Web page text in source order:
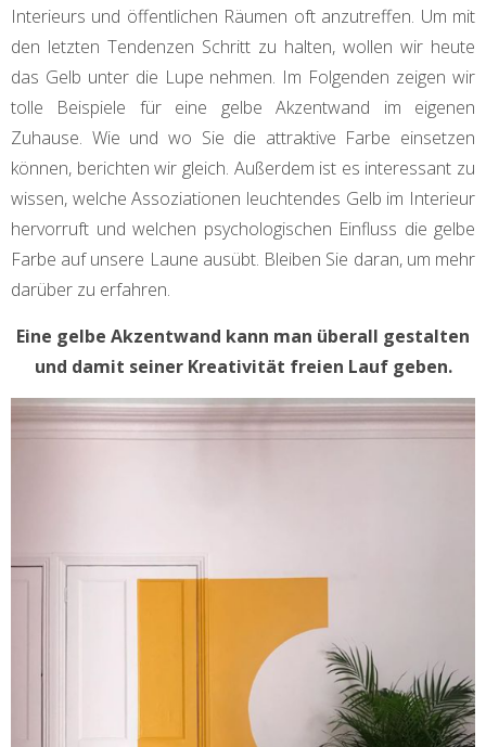
Interieurs und öffentlichen Räumen oft anzutreffen. Um mit
den letzten Tendenzen Schritt zu halten, wollen wir heute
das Gelb unter die Lupe nehmen. Im Folgenden zeigen wir
tolle Beispiele für eine gelbe Akzentwand im eigenen
Zuhause. Wie und wo Sie die attraktive Farbe einsetzen
können, berichten wir gleich. Außerdem ist es interessant zu
wissen, welche Assoziationen leuchtendes Gelb im Interieur
hervorruft und welchen psychologischen Einfluss die gelbe
Farbe auf unsere Laune ausübt. Bleiben Sie daran, um mehr
darüber zu erfahren.
Eine gelbe Akzentwand kann man überall gestalten
und damit seiner Kreativität freien Lauf geben.